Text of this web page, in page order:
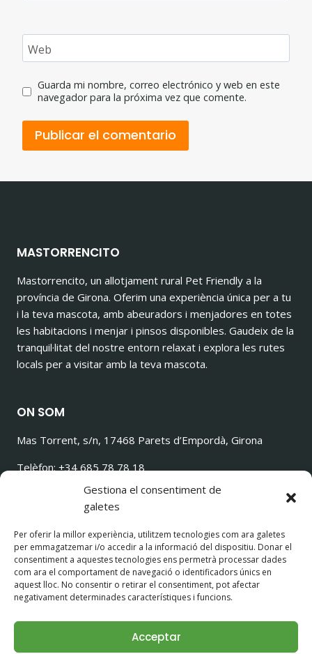
Gestiona el consentiment de
galetes
Per oferir la millor experiència, utilitzem tecnologies com ara galetes
per emmagatzemar i/o accedir a la informació del dispositiu. Donar el
consentiment a aquestes tecnologies ens permetrà processar dades
com ara el comportament de navegació o identificadors únics en
aquest lloc. No consentir o retirar el consentiment, pot afectar
negativament determinades característiques i funcions.
Acceptar
Web
Guarda mi nombre, correo electrónico y web en este
navegador para la próxima vez que comente.
MASTORRENCITO
Mastorrencito, un allotjament rural Pet Friendly a la
província de Girona. Oferim una experiència única per a tu
i la teva mascota, amb abeuradors i menjadores en totes
les habitacions i menjar i pinsos disponibles. Gaudeix de la
tranquil·litat del nostre entorn relaxat i explora les rutes
locals per a visitar amb la teva mascota.
ON SOM
Mas Torrent, s/n, 17468 Parets d’Empordà, Girona
Telèfon: +34 685 78 78 18
ilovetorrencito@gmail.com
SEGUEIX-NOS!
© 2026 Casa Rural con Perros Girona - Mastorrencito